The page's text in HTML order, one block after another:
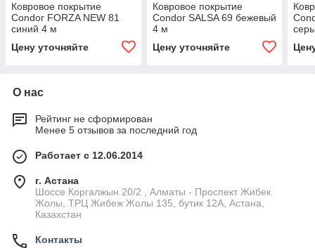
Ковровое покрытие
Condor FORZA NEW 81
синий 4 м
Цену уточняйте
Ковровое покрытие
Condor SALSA 69 бежевый
4 м
Цену уточняйте
О нас
Рейтинг не сформирован
Менее 5 отзывов за последний год
Работает с 12.06.2014
г. Астана
Шоссе Коргалжын 20/2 , Алматы - Проспект Жибек
Жолы, ТРЦ Жибеж Жолы 135, бутик 12А, Астана,
Казахстан
Контакты